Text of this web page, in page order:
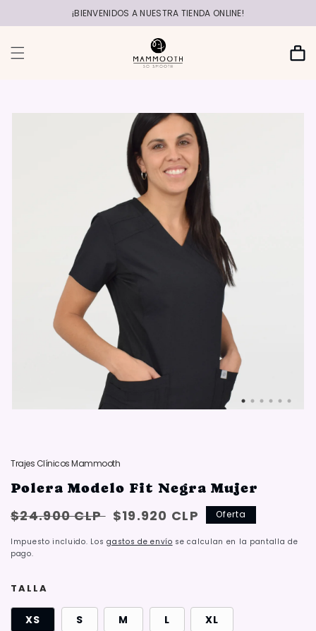
contenido
¡BIENVENIDOS A NUESTRA TIENDA ONLINE!
Carrito
Trajes Clínicos Mammooth
Polera Modelo Fit Negra Mujer
Precio
$24.900 CLP Oferta:
saved_amount
$19.920 CLP Oferta
Impuesto incluido. Losgastos de envío se calculan en la pantalla de
pago.
TALLA
XS S M L XL